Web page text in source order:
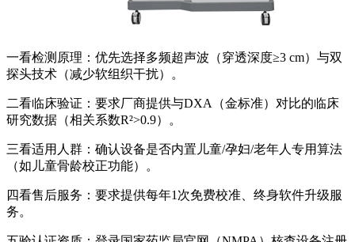
一看检测原理：优先选择多频超声波（穿透深度≥3 cm）与双
探头技术（减少软组织干扰）。
二看临床验证：要求厂商提供与DXA（金标准）对比的临床
研究数据（相关系数R²>0.9）。
三看适用人群：确认设备是否内置儿童/孕妇/老年人专用算法
（如儿童骨龄校正功能）。
四看售后服务：要求提供每年1次免费校准、终身软件升级服
务。